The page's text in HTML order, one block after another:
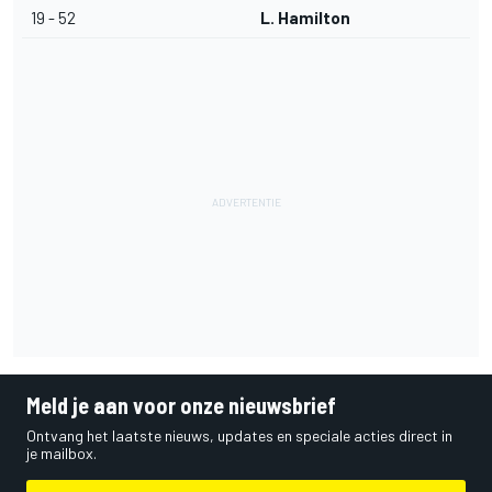
19 - 52 L. Hamilton
Meld je aan voor onze nieuwsbrief
Ontvang het laatste nieuws, updates en speciale acties direct in
je mailbox.